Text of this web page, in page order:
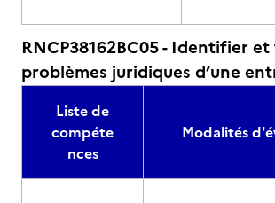
RNCP38162BC05 - Identifier
problèmes juridiques d’une
Liste de
compéte
nces
Modalités